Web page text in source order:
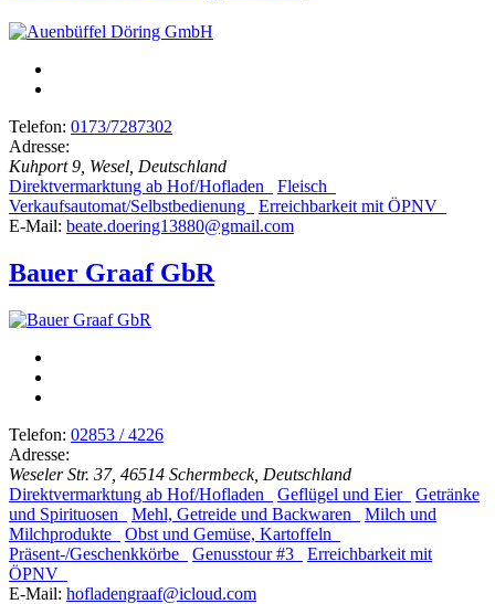
Telefon: 0173/7287302
Adresse:
Kuhport 9, Wesel, Deutschland
Direktvermarktung ab Hof/Hofladen
Fleisch
Verkaufsautomat/Selbstbedienung
Erreichbarkeit mit ÖPNV
E-Mail: beate.doering13880@gmail.com
Bauer Graaf GbR
Telefon: 02853 / 4226
Adresse:
Weseler Str. 37, 46514 Schermbeck, Deutschland
Direktvermarktung ab Hof/Hofladen
Geflügel und Eier
Getränke
und Spirituosen
Mehl, Getreide und Backwaren
Milch und
Milchprodukte
Obst und Gemüse, Kartoffeln
Präsent-/Geschenkkörbe
Genusstour #3
Erreichbarkeit mit
ÖPNV
E-Mail: hofladengraaf@icloud.com